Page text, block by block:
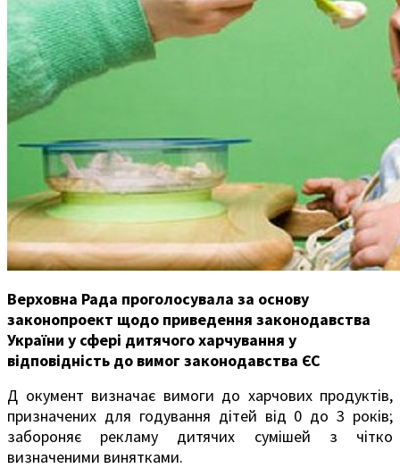
Верховна Рада проголосувала за основу
законопроект щодо приведення законодавства
України у сфері дитячого харчування у
відповідність до вимог законодавства ЄС
Д окумент визначає вимоги до харчових продуктів,
призначених для годування дітей від 0 до 3 років;
забороняє рекламу дитячих сумішей з чітко
визначеними винятками.